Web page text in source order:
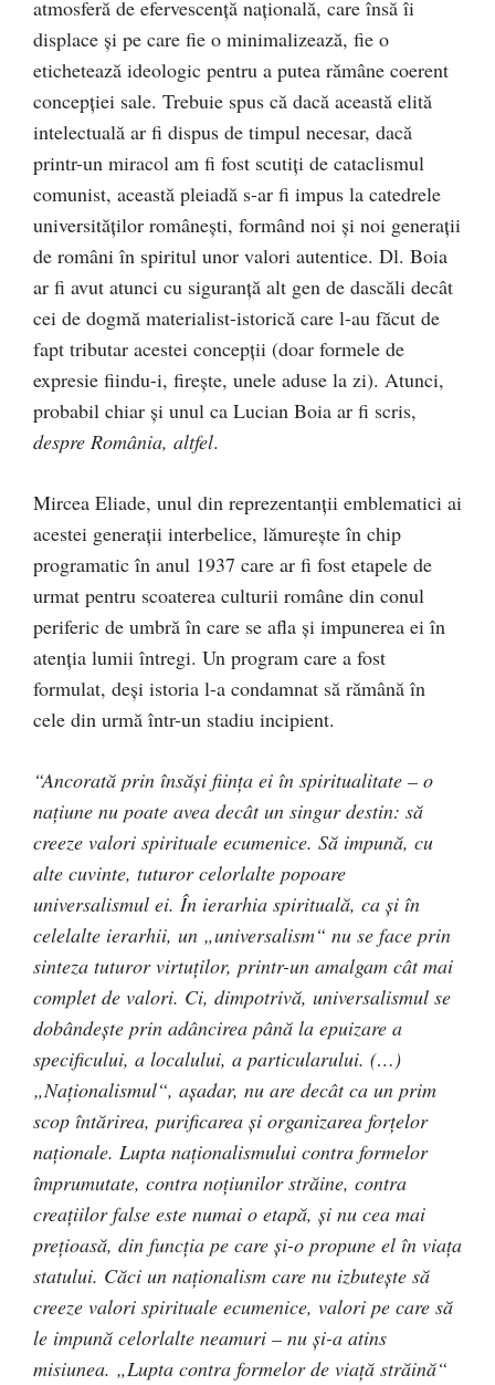
atmosferă de efervescenţă naţională, care însă îi
displace şi pe care fie o minimalizează, fie o
etichetează ideologic pentru a putea rămâne coerent
concepţiei sale. Trebuie spus că dacă această elită
intelectuală ar fi dispus de timpul necesar, dacă
printr-un miracol am fi fost scutiţi de cataclismul
comunist, această pleiadă s-ar fi impus la catedrele
universităţilor româneşti, formând noi şi noi generaţii
de români în spiritul unor valori autentice. Dl. Boia
ar fi avut atunci cu siguranţă alt gen de dascăli decât
cei de dogmă materialist-istorică care l-au făcut de
fapt tributar acestei concepţii (doar formele de
expresie fiindu-i, fireşte, unele aduse la zi). Atunci,
probabil chiar şi unul ca Lucian Boia ar fi scris,
despre România, altfel.
Mircea Eliade, unul din reprezentanţii emblematici ai
acestei generaţii interbelice, lămureşte în chip
programatic în anul 1937 care ar fi fost etapele de
urmat pentru scoaterea culturii române din conul
periferic de umbră în care se afla şi impunerea ei în
atenţia lumii întregi. Un program care a fost
formulat, deşi istoria l-a condamnat să rămână în
cele din urmă într-un stadiu incipient.
“Ancorată prin însăşi fiinţa ei în spiritualitate – o
naţiune nu poate avea decât un singur destin: să
creeze valori spirituale ecumenice. Să impună, cu
alte cuvinte, tuturor celorlalte popoare
universalismul ei. În ierarhia spirituală, ca şi în
celelalte ierarhii, un „universalism“ nu se face prin
sinteza tuturor virtuţilor, printr-un amalgam cât mai
complet de valori. Ci, dimpotrivă, universalismul se
dobândeşte prin adâncirea până la epuizare a
specificului, a localului, a particularului. (…)
„Naţionalismul“, aşadar, nu are decât ca un prim
scop întărirea, purificarea şi organizarea forţelor
naţionale. Lupta naţionalismului contra formelor
împrumutate, contra noţiunilor străine, contra
creaţiilor false este numai o etapă, şi nu cea mai
preţioasă, din funcţia pe care şi-o propune el în viaţa
statului. Căci un naţionalism care nu izbuteşte să
creeze valori spirituale ecumenice, valori pe care să
le impună celorlalte neamuri – nu şi-a atins
misiunea. „Lupta contra formelor de viaţă străină“